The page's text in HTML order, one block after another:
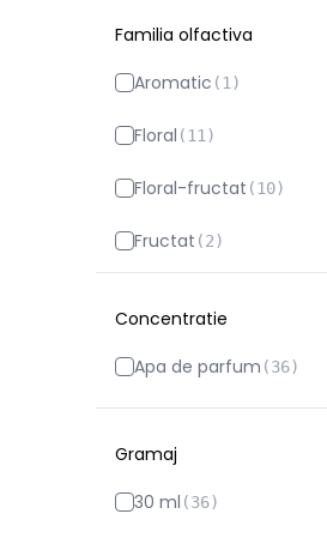
Familia olfactiva
Aromatic (1 )
Floral (11 )
Floral-fructat (10)
Fructat (2)
Concentratie
Apa de parfum (36)
Gramaj
30 ml (36)